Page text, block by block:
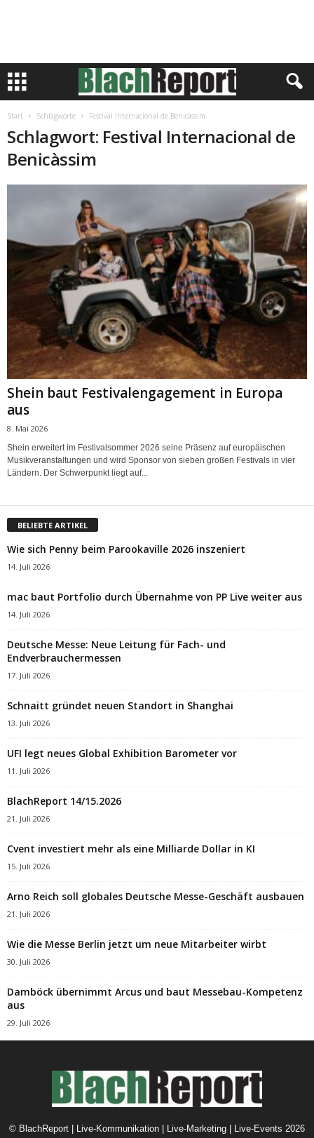
Start Schlagworte Festival Internacional de Benicàssim
Schlagwort: Festival Internacional de
Benicàssim
Shein baut Festivalengagement in Europa
aus
8. Mai 2026
Shein erweitert im Festivalsommer 2026 seine Präsenz auf europäischen
Musikveranstaltungen und wird Sponsor von sieben großen Festivals in vier
Ländern. Der Schwerpunkt liegt auf...
BELIEBTE ARTIKEL
Wie sich Penny beim Parookaville 2026 inszeniert
14. Juli 2026
mac baut Portfolio durch Übernahme von PP Live weiter aus
14. Juli 2026
Deutsche Messe: Neue Leitung für Fach- und
Endverbrauchermessen
17. Juli 2026
Schnaitt gründet neuen Standort in Shanghai
13. Juli 2026
UFI legt neues Global Exhibition Barometer vor
11. Juli 2026
BlachReport 14/15.2026
21. Juli 2026
Cvent investiert mehr als eine Milliarde Dollar in KI
15. Juli 2026
Arno Reich soll globales Deutsche Messe-Geschäft ausbauen
21. Juli 2026
Wie die Messe Berlin jetzt um neue Mitarbeiter wirbt
30. Juli 2026
Damböck übernimmt Arcus und baut Messebau-Kompetenz
aus
29. Juli 2026
© BlachReport | Live-Kommunikation | Live-Marketing | Live-Events 2026